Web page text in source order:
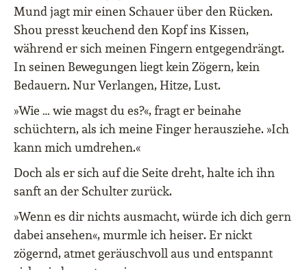
Mund jagt mir einen Schauer über den Rücken.
Shou presst keuchend den Kopf ins Kissen,
während er sich meinen Fingern entgegendrängt.
In seinen Bewegungen liegt kein Zögern, kein
Bedauern. Nur Verlangen, Hitze, Lust.
»Wie … wie magst du es?«, fragt er beinahe
schüchtern, als ich meine Finger herausziehe. »Ich
kann mich umdrehen.«
Doch als er sich auf die Seite dreht, halte ich ihn
sanft an der Schulter zurück.
»Wenn es dir nichts ausmacht, würde ich dich gern
dabei ansehen«, murmle ich heiser. Er nickt
zögernd, atmet geräuschvoll aus und entspannt